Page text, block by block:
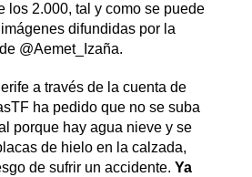
los 2.000, tal y como se puede
difundidas por la
@Aemet_Izaña.
a través de la cuenta de
ha pedido que no se suba
porque hay agua nieve y se
de hielo en la calzada,
de sufrir un accidente. Ya